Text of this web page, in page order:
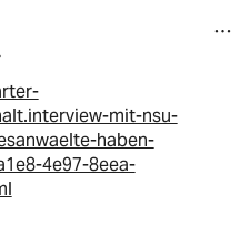
mit-nsu-
haben-
4e97-8eea-